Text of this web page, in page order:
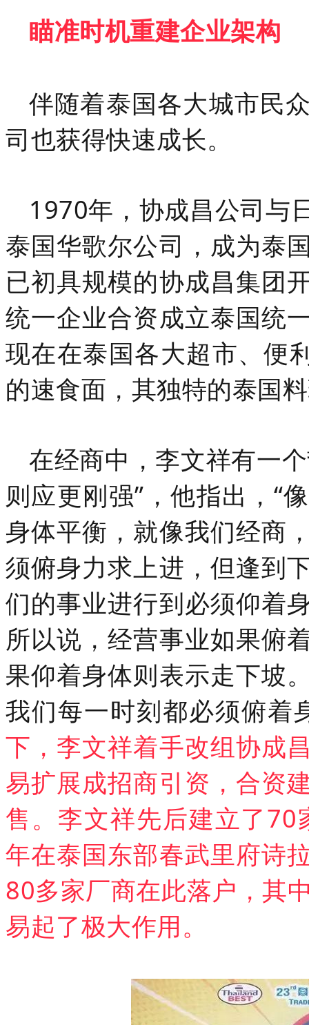
瞄准时机重建企业架构
伴随着泰国各大城市民
司也获得快速成长。
1970年，协成昌公司与
泰国华歌尔公司，成为泰
已初具规模的协成昌集团
统一企业合资成立泰国统
现在在泰国各大超市、便
的速食面，其独特的泰国
在经商中，李文祥有一
则应更刚强”，他指出，“
身体平衡，就像我们经商
须俯身力求上进，但逢到
们的事业进行到必须仰着
所以说，经营事业如果俯
果仰着身体则表示走下坡
我们每一时刻都必须俯着
下，李文祥着手改组协成
易扩展成招商引资，合资
售。 李文祥先后建立了
年在泰国东部春武里府诗
80多家厂商在此落户，其
易起了极大作用。